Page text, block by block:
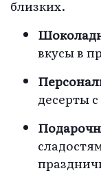
близких.
вкусы в
десерты